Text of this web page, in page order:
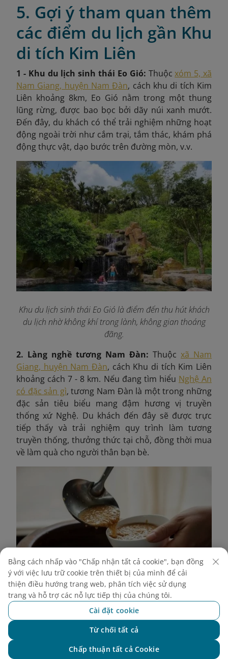
5. Gợi ý tham quan thêm
các điểm du lịch gần Khu
di tích Kim Liên
1 - Khu du lịch sinh thái Eo Gió: Thuộcxóm 5, xã
Nam Giang, huyện Nam Đàn, cách khu di tích Kim
Liên khoảng 8km, Eo Gió nằm trong một thung
lũng rừng, được bao bọc bởi dãy núi xanh mướt.
Đến đây, du khách có thể trải nghiệm những hoạt
động ngoài trời như cắm trại, tắm thác, khám phá
động thực vật, dạo bước trên đường mòn, v.v.
Khu du lịch sinh thái Eo Gió là điểm đến thu hút khách
du lịch nhờ không khí trong lành, không gian thoáng
đãng.
2. Làng nghề tương Nam Đàn: Thuộc xã Nam
Giang, huyện Nam Đàn, cách Khu di tích Kim Liên
khoảng cách 7 - 8 km. Nếu đang tìm hiểu Nghệ An
có đặc sản gì, tương Nam Đàn là một trong những
đặc sản tiêu biểu mang đậm hương vị truyền
thống xứ Nghệ. Du khách đến đây sẽ được trực
tiếp thấy và trải nghiệm quy trình làm tương
truyền thống, thưởng thức tại chỗ, đồng thời mua
về làm quà cho người thân bạn bè.
Tương Nam Đàn, đặc sản trứ danh được làm nên từ sự
khéo léo, tỉ mỉ của người dân xứ Nghệ.
3. Đền Ông Hoàng Mười Nghệ An:Tọa lạc tại xã
Bằng cách nhấp vào "Chấp nhận tất cả cookie", bạn đồng
ý với việc lưu trữ cookie trên thiết bị của mình để cải
thiện điều hướng trang web, phân tích việc sử dụng
trang và hỗ trợ các nỗ lực tiếp thị của chúng tôi.
Cài đặt cookie
Từ chối tất cả
Chấp thuận tất cả Cookie